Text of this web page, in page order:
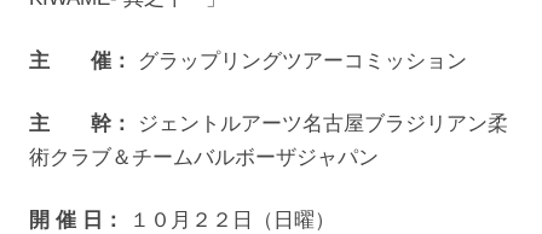
主 催： グラップリングツアーコミッション
主 幹：
ジェントルアーツ名古屋ブラジリアン柔
術クラブ＆チームバルボーザジャパン
開 催 日： １０月２２日（日曜）